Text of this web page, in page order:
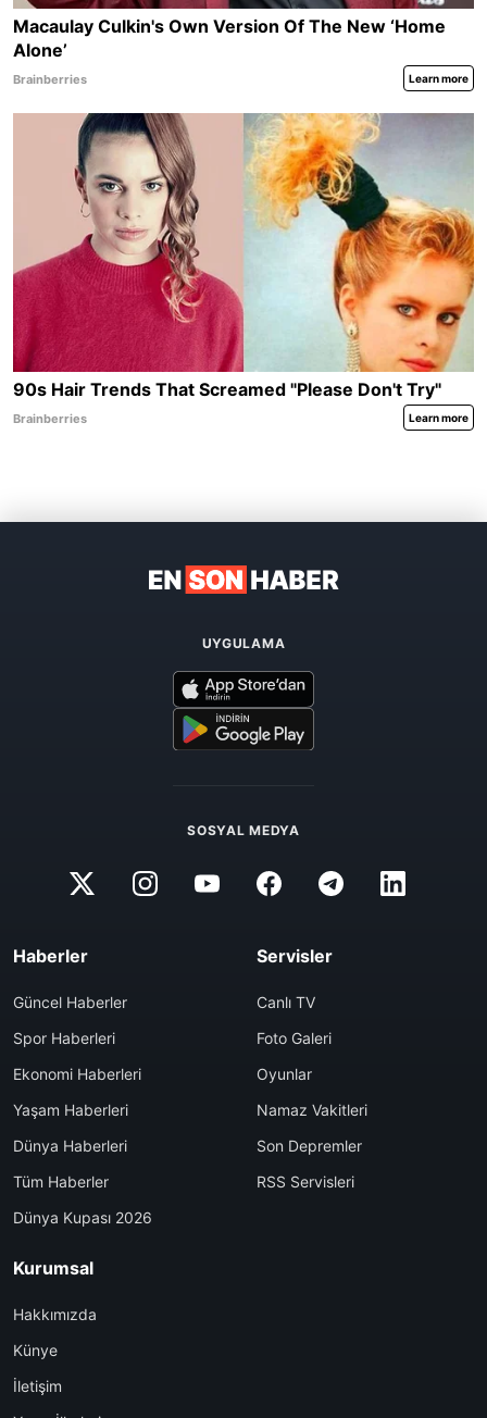
UYGULAMA
SOSYAL MEDYA
Haberler
Güncel Haberler
Spor Haberleri
Ekonomi Haberleri
Yaşam Haberleri
Dünya Haberleri
Tüm Haberler
Dünya Kupası 2026
Servisler
Canlı TV
Foto Galeri
Oyunlar
Namaz Vakitleri
Son Depremler
RSS Servisleri
Kurumsal
Hakkımızda
Künye
İletişim